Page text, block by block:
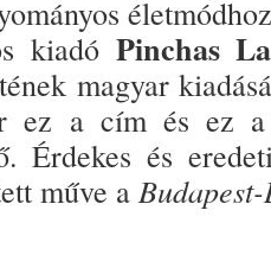
kiadó Pinchas
magyar
ez a cím és ez
Érdekes és
műve a